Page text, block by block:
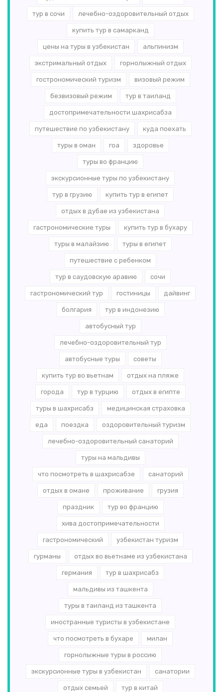
тур в сочи лечебно-оздоровительный отдых
купить тур в самарканд
цены на туры в узбекистан альпинизм
экстримальный отдых горнолыжный отдых
гострономический туризм визовый режим
безвизовый режим тур в таиланд
достопримечательности шахрисабза
путешествие по узбекистану куда поехать
туры в оман гоа здоровье
туры во францию
экскурсионные туры по узбекистану
тур в грузию купить тур в египет
отдых в дубае из узбекистана
гастрономические туры купить тур в бухару
туры в малайзию туры в египет
путешествие с ребенком
тур в саудовскую аравию сочи
гастрономический тур гостиницы дайвинг
болгария тур в индонезию
автобусный тур
лечебно-оздоровительный тур
автобусные туры советы
купить тур во вьетнам отдых на пляже
города тур в турцию отдых в египте
туры в шахрисабз медицинская страховка
еда поездка оздоровительный туризм
лечебно-оздоровительный санаторий
туры на мальдивы
что посмотреть в шахрисабзе санаторий
отдых в омане проживание грузия
праздник тур во францию
хива достопримечательности
гастрономический узбекистан туризм
гурманы отдых во вьетнаме из узбекистана
германия тур в шахрисабз
мальдивы из ташкента
туры в таиланд из ташкента
иностранные туристы в узбекистане
что посмотреть в бухаре милан
горнолыжные туры в россию
экскурсионные туры в узбекистан санатории
отдых семьей тур в китай